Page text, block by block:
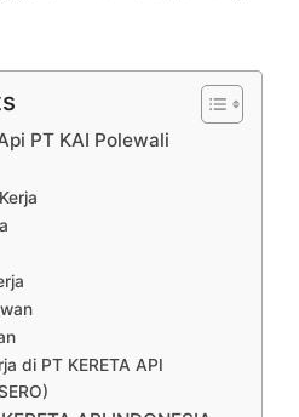
PT KAI Polewali
di PT KERETA API